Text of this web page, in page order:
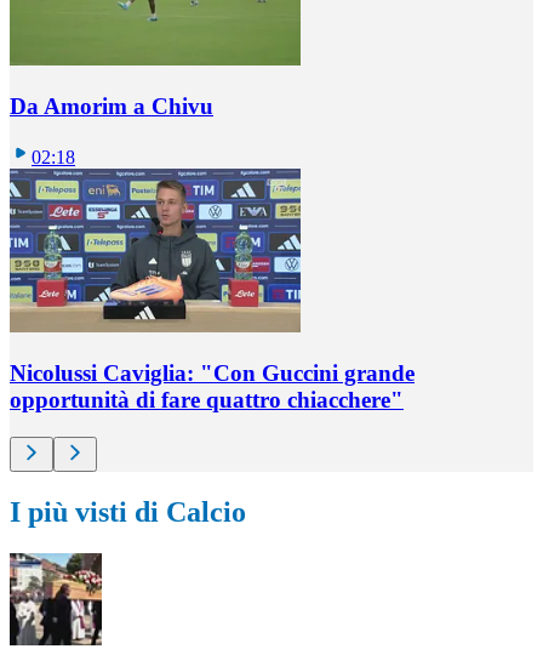
Da Amorim a Chivu
02:18
Nicolussi Caviglia: "Con Guccini grande
opportunità di fare quattro chiacchere"
I più visti di Calcio